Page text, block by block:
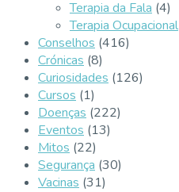
Terapia da Fala (4)
Terapia Ocupacional
Conselhos (416)
Crónicas (8)
Curiosidades (126)
Cursos (1)
Doenças (222)
Eventos (13)
Mitos (22)
Segurança (30)
Vacinas (31)